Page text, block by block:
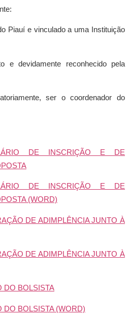
Piauí e vinculado a uma Instituição
e devidamente reconhecido pela
ser o coordenador do
DE INSCRIÇÃO E DE
DE INSCRIÇÃO E DE
(WORD)
DE ADIMPLÊNCIA JUNTO À
DE ADIMPLÊNCIA JUNTO À
DO BOLSISTA
DO BOLSISTA (WORD)